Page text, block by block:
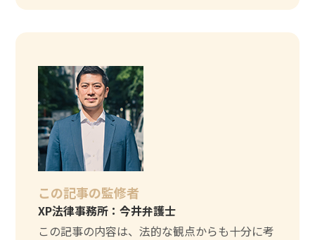
この記事の監修者
XP法律事務所：今井弁護士
この記事の内容は、法的な観点からも十分に考